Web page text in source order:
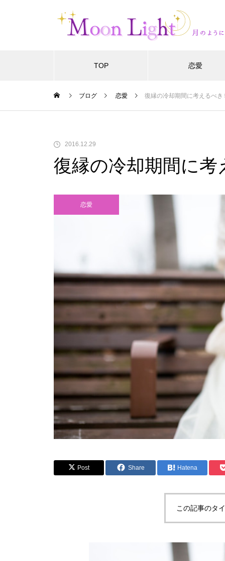
TOP 恋愛
ブログ 恋愛 復縁の冷却期間に考えるべき
2016.12.29
復縁の冷却期間に
恋愛
Post Share Hatena
この記事のタ